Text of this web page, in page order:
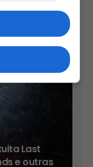
de
Last
e outras